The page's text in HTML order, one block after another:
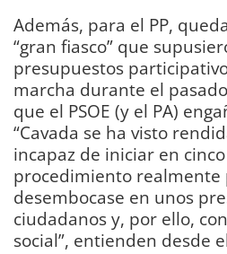
Además, para el PP,
“gran fiasco” que
presupuestos
marcha durante el
que el PSOE (y el PA)
“Cavada se ha visto
incapaz de iniciar en
procedimiento
desembocase en unos
ciudadanos y, por ello,
social”, entienden desde